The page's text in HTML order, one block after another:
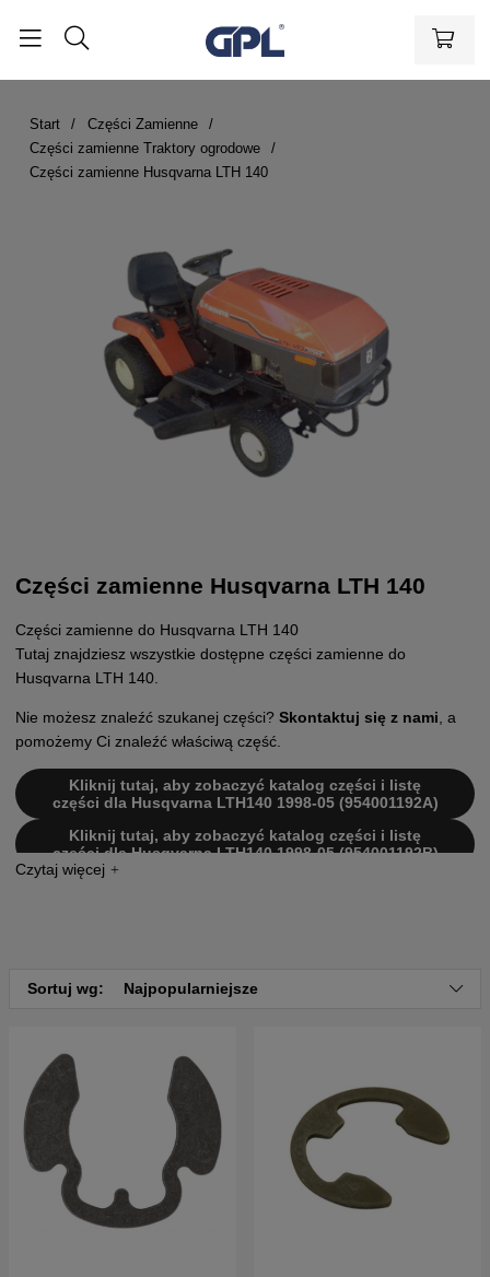
Start
Części Zamienne
Części zamienne Traktory ogrodowe
Części zamienne Husqvarna LTH 140
Części zamienne Husqvarna LTH 140
Części zamienne do Husqvarna LTH 140
Tutaj znajdziesz wszystkie dostępne części zamienne do
Husqvarna LTH 140.
Nie możesz znaleźć szukanej części? Skontaktuj się z nami , a
pomożemy Ci znaleźć właściwą część.
Kliknij tutaj, aby zobaczyć katalog części i listę
części dla Husqvarna LTH140 1998-05 (954001192A)
Kliknij tutaj, aby zobaczyć katalog części i listę
części dla Husqvarna LTH140 1998-05 (954001192B)
Sortuj wg: Najpopularniejsze